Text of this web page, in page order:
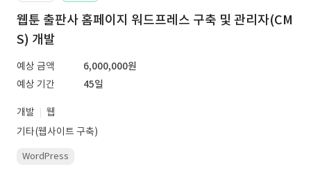
웹툰 출판사 홈페이지 워드프레스 구축 및 관리자(CM
S) 개발
예상 금액
6,000,000원
예상 기간
45일
개발
웹
기타(웹사이트 구축)
WordPress